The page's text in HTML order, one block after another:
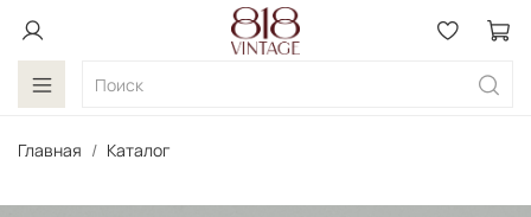
Главная Каталог